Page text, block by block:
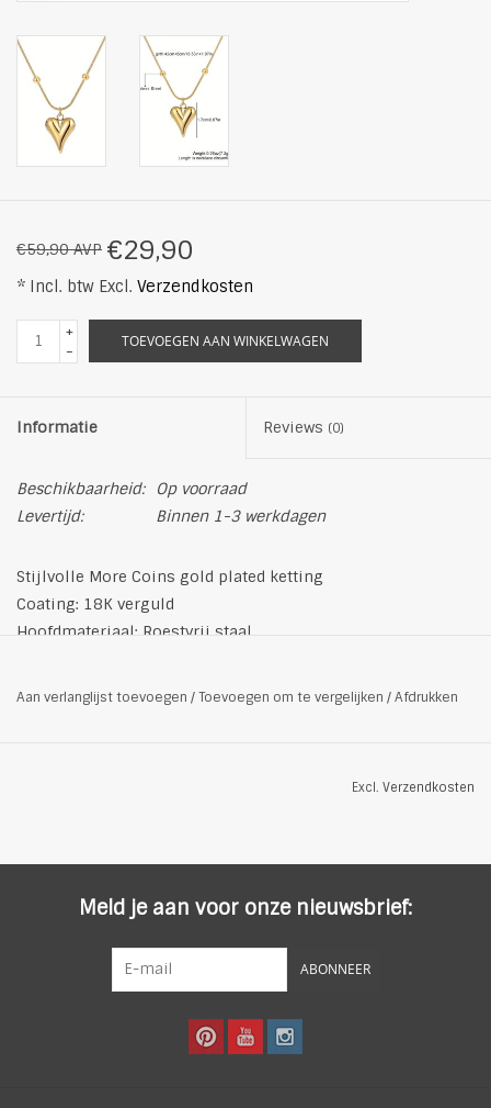
€59,90 AVP €29,90
* Incl. btw Excl. Verzendkosten
+
-
TOEVOEGEN AAN WINKELWAGEN
Informatie Reviews (0)
Beschikbaarheid:
Op voorraad
Levertijd:
Binnen 1-3 werkdagen
Stijlvolle More Coins gold plated ketting
Coating: 18K verguld
Hoofdmateriaal: Roestvrij staal
Aan verlanglijst toevoegen /Toevoegen om te vergelijken /Afdrukken
Excl. Verzendkosten
Meld je aan voor onze nieuwsbrief:
ABONNEER